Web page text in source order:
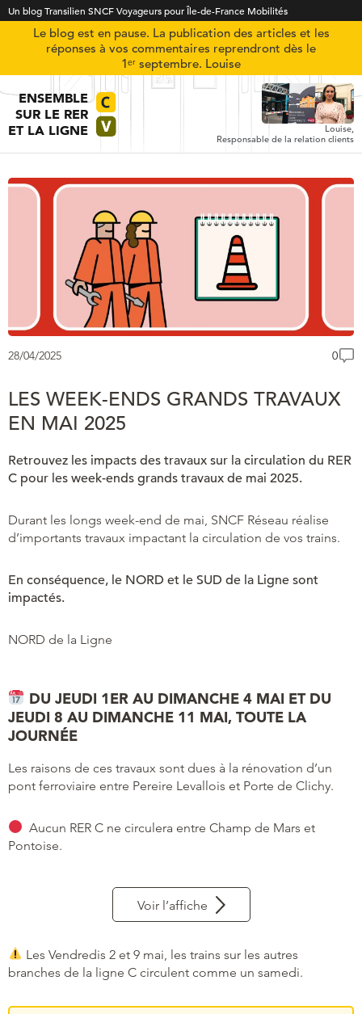
Un blog Transilien SNCF Voyageurs pour Île-de-France Mobilités
Le blog est en pause. La publication des articles et les
réponses à vos commentaires reprendront dès le
1ᵉʳ septembre. Louise
ENSEMBLE
SUR LE RER
ET LA LIGNE
Louise,
Responsable de la relation clients
28/04/2025 0
LES WEEK-ENDS GRANDS TRAVAUX
EN MAI 2025
Retrouvez les impacts des travaux sur la circulation du RER
C pour les week-ends grands travaux de mai 2025.
Durant les longs week-end de mai, SNCF Réseau réalise
d’importants travaux impactant la circulation de vos trains.
En conséquence, le NORD et le SUD de la Ligne sont
impactés.
NORD de la Ligne
DU JEUDI 1ER AU DIMANCHE 4 MAI ET DU
JEUDI 8 AU DIMANCHE 11 MAI, TOUTE LA
JOURNÉE
Les raisons de ces travaux sont dues à la rénovation d’un
pont ferroviaire entre Pereire Levallois et Porte de Clichy.
Aucun RER C ne circulera entre Champ de Mars et
Pontoise.
Voir l’affiche
Les Vendredis 2 et 9 mai, les trains sur les autres
branches de la ligne C circulent comme un samedi.